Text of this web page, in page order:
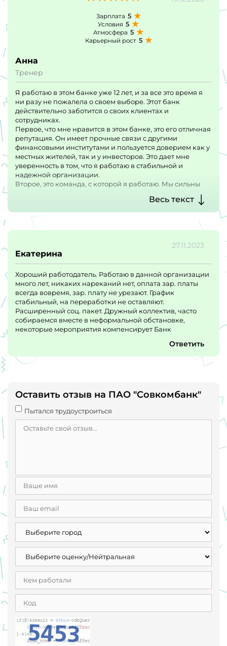
Зарплата 5
Условия 5
Атмосфера 5
Карьерный рост 5
Анна
Тренер
Я работаю в этом банке уже 12 лет, и за все это время я
ни разу не пожалела о своем выборе. Этот банк
действительно заботится о своих клиентах и
сотрудниках.
Первое, что мне нравится в этом банке, это его отличная
репутация. Он имеет прочные связи с другими
финансовыми институтами и пользуется доверием как у
местных жителей, так и у инвесторов. Это дает мне
уверенность в том, что я работаю в стабильной и
надежной организации.
Второе, это команда, с которой я работаю. Мы сильны
помочь друг другу. У нас открытая и дружественная
рабочая атмосфера, где каждый ценится и уважается.
Мы действительно работаем в команде, и это делает
нашу работу более эффективной и приятной.
профессионального роста и развития. Они
поддерживают меня в моих учебных и карьерных целях,
и я знаю, что у меня есть возможность подняться по
карьерной лестнице внутри банка. Это дает мне
мотивацию и желание работать еще лучше.
В целом, я очень довольна своей работой в этом банке.
Я горжусь тем, что являюсь частью этой команды, и я
уверена, что мы и дальше будем достигать великих
результатов. Большое спасибо за отличную работу и
Весь текст
27.11.2023
Екатерина
Хороший работодатель. Работаю в данной организации
много лет, никаких нареканий нет, оплата зар. платы
всегда вовремя, зар. плату не урезают. График
стабильный, на переработки не оставляют.
Расширенный соц. пакет. Дружный коллектив, часто
собираемся вместе в неформальной обстановке,
некоторые мероприятия компенсирует Банк
Ответить
Оставить отзыв на ПАО "Совкомбанк"
Пытался трудоустроиться